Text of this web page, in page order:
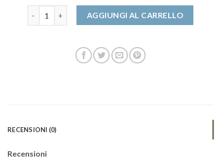
sun68 uomo quantitàAGGIUNGI AL CARRELLO
RECENSIONI (0)
Recensioni